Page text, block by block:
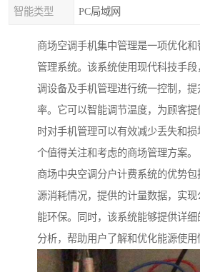
智能类型 PC局域网
商场空调手机集中管理是一项优化
管理系统。该系统使用现代科技手
调设备及手机管理进行统一控制，
率。它可以智能调节温度，为顾客提
时对手机管理可以有效减少丢失和
个值得关注和考虑的商场管理方案。
商场中央空调分户计费系统的优势
源消耗情况，提供的计量数据，实
能环保。同 时，该系统能够提供详
分析，帮助用户了解和优化能源使用